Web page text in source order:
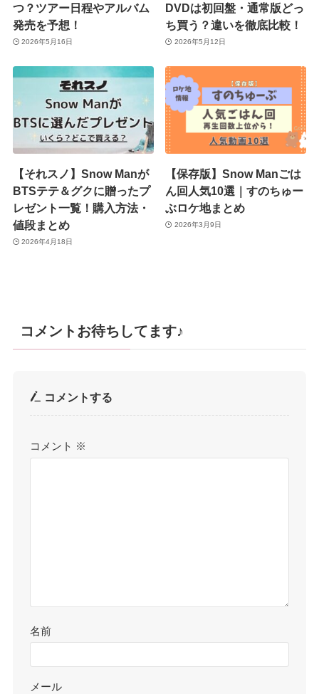
つ？ツアー日程やアルバム
発売を予想！
2026年5月16日
DVDは初回盤・通常版どっ
ち買う？違いを徹底比較！
2026年5月12日
【それスノ】Snow Manが
BTSテテ＆グクに贈ったプ
レゼント一覧！購入方法・
値段まとめ
2026年4月18日
【保存版】Snow Manごは
ん回人気10選｜すのちゅー
ぶロケ地まとめ
2026年3月9日
コメントお待ちしてます♪
コメントする
コメント ※
名前
メール